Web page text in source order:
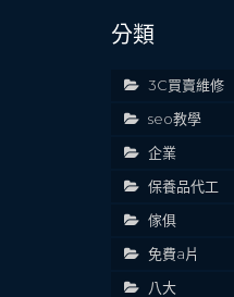
分類
3C買賣維修
seo教學
企業
保養品代工
傢俱
免費a片
八大